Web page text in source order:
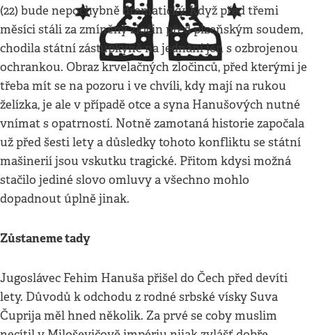
(22) bude nepochybně dramatický. Když před třemi
měsíci stáli za zmíněný zločin před plzeňským soudem,
chodila státní zástupkyně na jednání jen s ozbrojenou
ochrankou. Obraz krvelačných zločinců, před kterými je
třeba mít se na pozoru i ve chvíli, kdy mají na rukou
želízka, je ale v případě otce a syna Hanušových nutné
vnímat s opatrností. Notně zamotaná historie započala
už před šesti lety a důsledky tohoto konfliktu se státní
mašinerií jsou vskutku tragické. Přitom kdysi možná
stačilo jediné slovo omluvy a všechno mohlo
dopadnout úplně jinak.
Zůstaneme tady
Jugoslávec Fehim Hanuša přišel do Čech před devíti
lety. Důvodů k odchodu z rodné srbské vísky Suva
Čuprija měl hned několik. Za prvé se coby muslim